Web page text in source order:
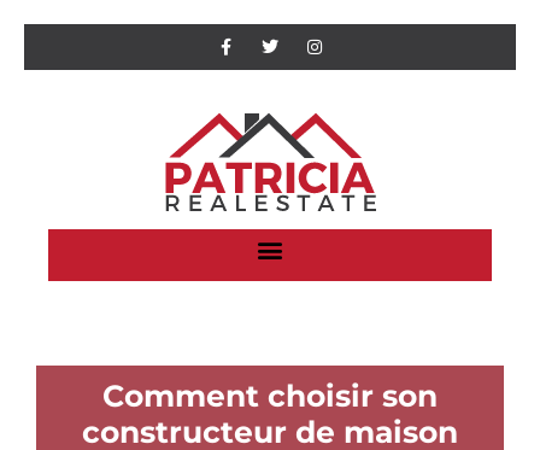
Comment choisir son
constructeur de maison